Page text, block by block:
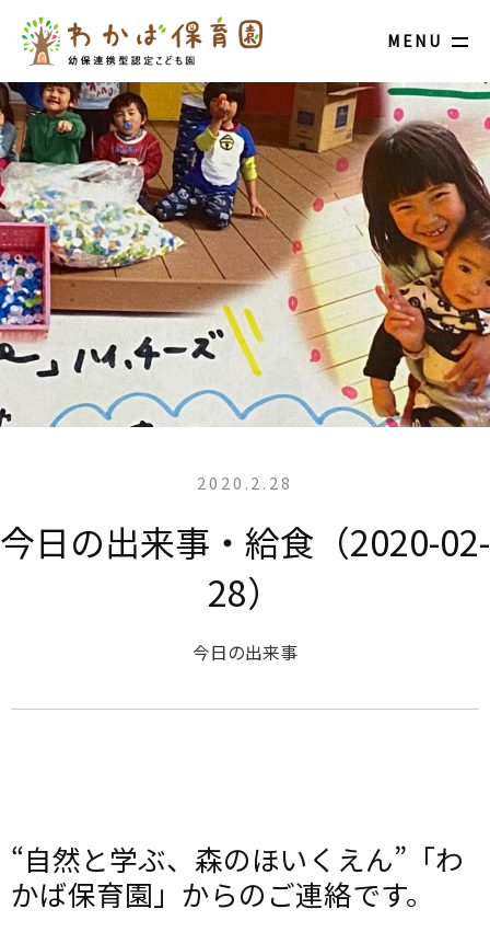
MENU
2020.2.28
今日の出来事・給食（2020-02-
28）
今日の出来事
“自然と学ぶ、森のほいくえん”「わ
かば保育園」からのご連絡です。